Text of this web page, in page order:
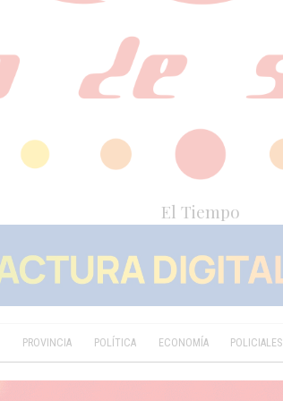
El Tiempo
PROVINCIA POLÍTICA ECONOMÍA POLICIALES